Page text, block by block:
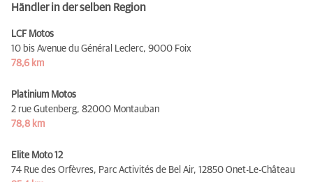
Händler in der selben Region
LCF Motos
10 bis Avenue du Général Leclerc, 9000 Foix
78,6 km
Platinium Motos
2 rue Gutenberg, 82000 Montauban
78,8 km
Elite Moto 12
74 Rue des Orfèvres, Parc Activités de Bel Air, 12850 Onet-Le-Château